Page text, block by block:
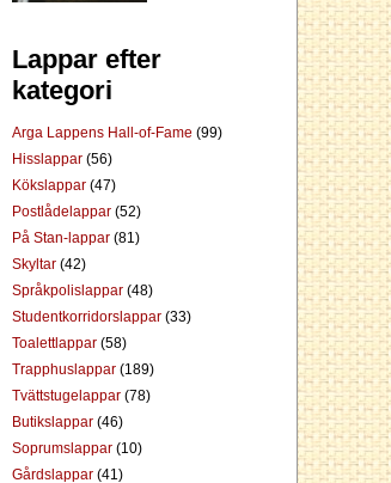
Lappar efter
kategori
Arga Lappens Hall-of-Fame (99)
Hisslappar (56)
Kökslappar (47)
Postlådelappar (52)
På Stan-lappar (81)
Skyltar (42)
Språkpolislappar (48)
Studentkorridorslappar (33)
Toalettlappar (58)
Trapphuslappar (189)
Tvättstugelappar (78)
Butikslappar (46)
Soprumslappar (10)
Gårdslappar (41)